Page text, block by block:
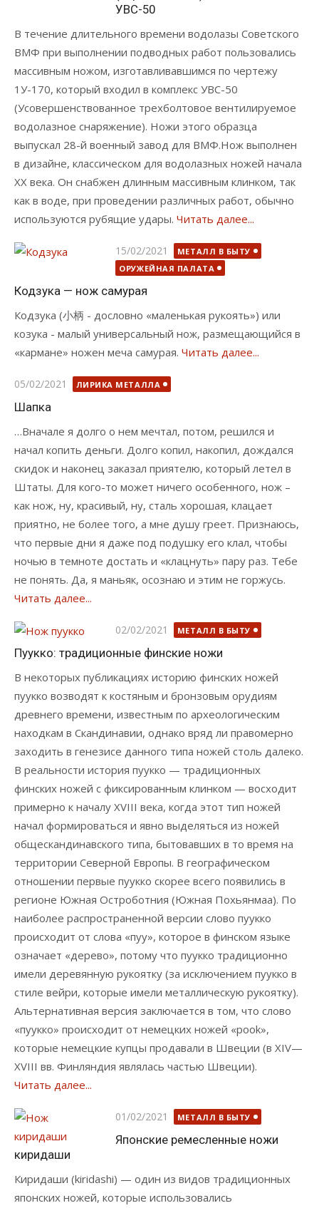
УВС-50
В течение длительного времени водолазы Советского
ВМФ при выполнении подводных работ пользовались
массивным ножом, изготавливавшимся по чертежу
1У-170, который входил в комплекс УВС-50
(Усовершенствованное трехболтовое вентилируемое
водолазное снаряжение). Ножи этого образца
выпускал 28-й военный завод для ВМФ.Нож выполнен
в дизайне, классическом для водолазных ножей начала
XX века. Он снабжен длинным массивным клинком, так
как в воде, при проведении различных работ, обычно
используются рубящие удары. Читать далее...
Опубликовано
15/02/2021
МЕТАЛЛ В БЫТУ
ОРУЖЕЙНАЯ ПАЛАТА
Кодзука — нож самурая
Кодзука (小柄 - дословно «маленькая рукоять») или
козука - малый универсальный нож, размещающийся в
«кармане» ножен меча самурая. Читать далее...
Опубликовано
05/02/2021 ЛИРИКА МЕТАЛЛА
Шапка
…Вначале я долго о нем мечтал, потом, решился и
начал копить деньги. Долго копил, накопил, дождался
скидок и наконец заказал приятелю, который летел в
Штаты. Для кого-то может ничего особенного, нож –
как нож, ну, красивый, ну, сталь хорошая, клацает
приятно, не более того, а мне душу греет. Признаюсь,
что первые дни я даже под подушку его клал, чтобы
ночью в темноте достать и «клацнуть» пару раз. Тебе
не понять. Да, я маньяк, осознаю и этим не горжусь.
Читать далее...
Опубликовано
02/02/2021 МЕТАЛЛ В БЫТУ
Пуукко: традиционные финские ножи
В некоторых публикациях историю финских ножей
пуукко возводят к костяным и бронзовым орудиям
древнего времени, известным по археологическим
находкам в Скандинавии, однако вряд ли правомерно
заходить в генезисе данного типа ножей столь далеко.
В реальности история пуукко — традиционных
финских ножей с фиксированным клинком — восходит
примерно к началу XVIII века, когда этот тип ножей
начал формироваться и явно выделяться из ножей
общескандинавского типа, бытовавших в то время на
территории Северной Европы. В географическом
отношении первые пуукко скорее всего появились в
регионе Южная Остроботния (Южная Похьянмаа). По
наиболее распространенной версии слово пуукко
происходит от слова «пуу», которое в финском языке
означает «дерево», потому что пуукко традиционно
имели деревянную рукоятку (за исключением пуукко в
стиле вейри, которые имели металлическую рукоятку).
Альтернативная версия заключается в том, что слово
«пуукко» происходит от немецких ножей «pook»,
которые немецкие купцы продавали в Швеции (в XIV—
XVIII вв. Финляндия являлась частью Швеции).
Читать далее...
Опубликовано
01/02/2021 МЕТАЛЛ В БЫТУ
Японские ремесленные ножи
киридаши
Киридаши (kiridashi) — один из видов традиционных
японских ножей, которые использовались